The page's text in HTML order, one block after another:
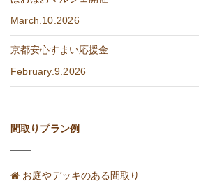
March.10.2026
京都安心すまい応援金
February.9.2026
間取りプラン例
お庭やデッキのある間取り